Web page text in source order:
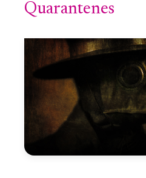
Quarantenes